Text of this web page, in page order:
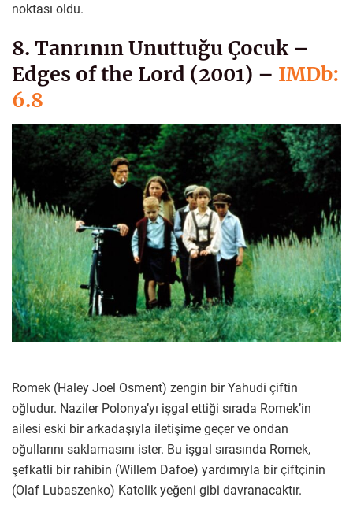
noktası oldu.
8. Tanrının Unuttuğu Çocuk –
Edges of the Lord (2001) – IMDb:
6.8
Romek (Haley Joel Osment) zengin bir Yahudi çiftin
oğludur. Naziler Polonya’yı işgal ettiği sırada Romek’in
ailesi eski bir arkadaşıyla iletişime geçer ve ondan
oğullarını saklamasını ister. Bu işgal sırasında Romek,
şefkatli bir rahibin (Willem Dafoe) yardımıyla bir çiftçinin
(Olaf Lubaszenko) Katolik yeğeni gibi davranacaktır.